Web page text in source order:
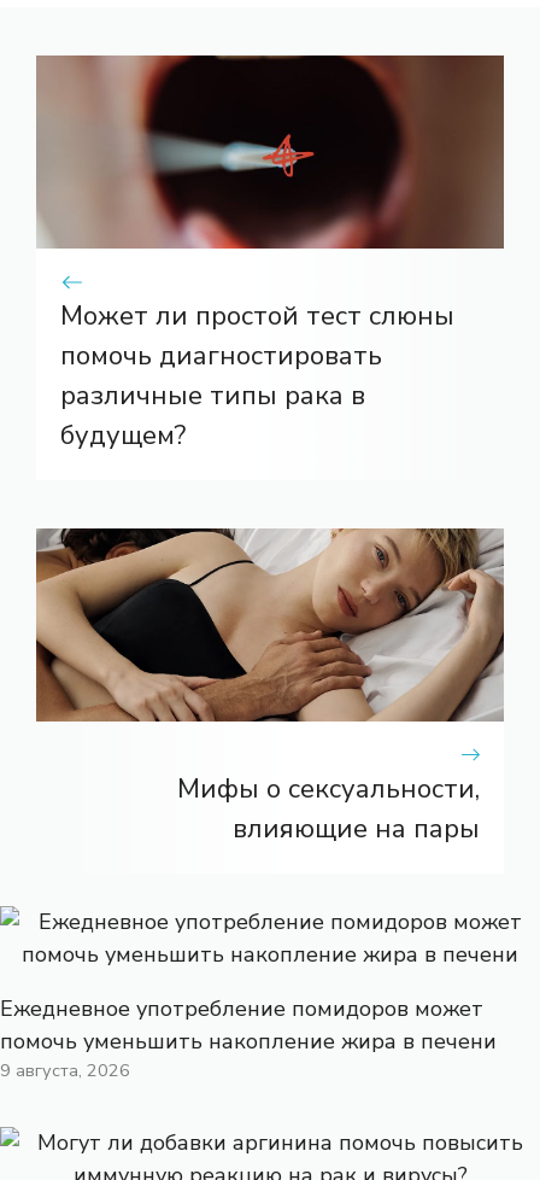
Может ли простой тест слюны
помочь диагностировать
различные типы рака в
будущем?
Мифы о сексуальности,
влияющие на пары
Ежедневное употребление помидоров может
помочь уменьшить накопление жира в печени
9 августа, 2026